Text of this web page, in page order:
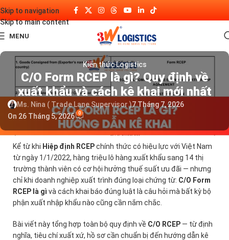
Skip to navigation
Skip to main content
MENU
Kiến thức Logistics
C/O Form RCEP là gì? Quy định về
xuất khẩu và cách kê khai mới nhất
Ms. Nina ( Trade Lane Supervisor )7 Tháng 7, 2026
On 26 Tháng 5, 2026
0
Kể từ khi Hiệp định RCEPchính thức có hiệu lực với Việt Nam
từ ngày 1/1/2022, hàng triệu lô hàng xuất khẩu sang 14 thị
trường thành viên có cơ hội hưởng thuế suất ưu đãi — nhưng
chỉ khi doanh nghiệp xuất trình đúng loại chứng từ: C/O Form
RCEP là gì và cách khai báo đúng luật là câu hỏi mà bất kỳ bộ
phận xuất nhập khẩu nào cũng cần nắm chắc.
Bài viết này tổng hợp toàn bộ quy định về C/O RCEP — từ định
nghĩa, tiêu chí xuất xứ, hồ sơ cần chuẩn bị đến hướng dẫn kê